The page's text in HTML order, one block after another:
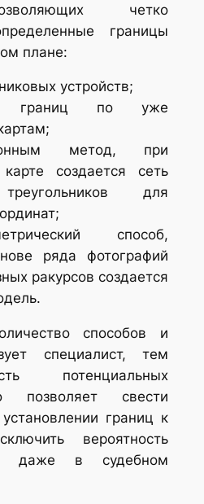
четко
границы
плане:
устройств;
границ по уже
метод, при
создается сеть
для
способ,
ряда фотографий
ракурсов создается
способов и
специалист, тем
потенциальных
позволяет свести
границ к
вероятность
даже в судебном